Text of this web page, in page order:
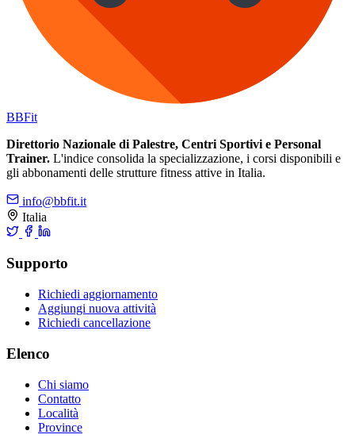
BBFit
Direttorio Nazionale di Palestre, Centri Sportivi e Personal
Trainer. L'indice consolida la specializzazione, i corsi disponibili e
gli abbonamenti delle strutture fitness attive in Italia.
info@bbfit.it
Italia
Supporto
Richiedi aggiornamento
Aggiungi nuova attività
Richiedi cancellazione
Elenco
Chi siamo
Contatto
Località
Province